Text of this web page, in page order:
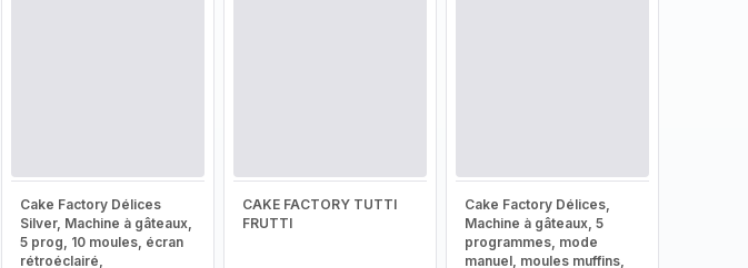
Cake Factory Délices
Silver, Machine à gâteaux,
5 prog, 10 moules, écran
rétroéclairé,
CAKE FACTORY TUTTI
FRUTTI
Cake Factory Délices,
Machine à gâteaux, 5
programmes, mode
manuel, moules muffins,